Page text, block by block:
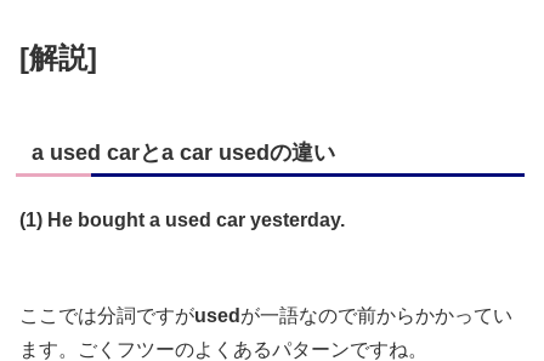
[解説]
a used carとa car usedの違い
(1) He bought a used car yesterday.
ここでは分詞ですがused が一語なので前からかかってい
ます。ごくフツーのよくあるパターンですね。